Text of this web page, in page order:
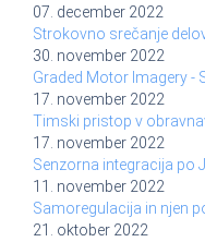
07. december 2022
Strokovno srečanje
30. november 2022
Graded Motor Imagery -
17. november 2022
Timski pristop v
17. november 2022
Senzorna integracija po
11. november 2022
Samoregulacija in njen
21. oktober 2022